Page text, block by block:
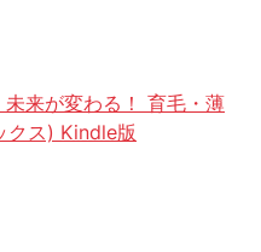
来が変わる！ 育毛・薄
クス) Kindle版